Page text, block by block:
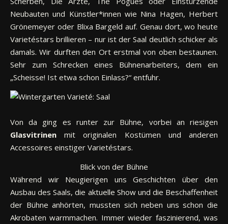
Neubauten und Künstler*innen wie Nina Hagen, Herbert
Grönemeyer oder Blixa Bargeld auf. Genau dort, wo heute
Varietéstars brillieren – nur ist der Saal deutlich schicker als
damals. Wir durften den Ort erstmal von oben bestaunen.
Sehr zum Schrecken eines Bühnenarbeiters, dem ein
„Scheisse! Ist etwa schon Einlass?“ entfuhr.
Von da ging es runter zur Bühne, vorbei an riesigen
Glasvitrinen mit originalen Kostümen und anderen
Accessoires einstiger Varietéstars.
Blick von der Bühne
Während wir Neugierigen uns Geschichten über den
Ausbau des Saals, die aktuelle Show und die Beschaffenheit
der Bühne anhörten, mussten sich neben uns schon die
Akrobaten warmmachen. Immer wieder faszinierend, was